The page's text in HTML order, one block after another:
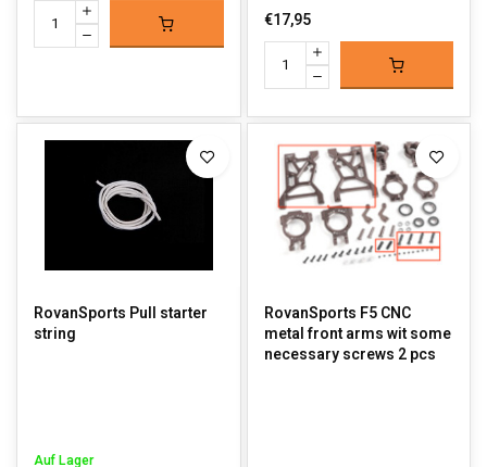
€17,95
RovanSports Pull starter
string
Auf Lager
RovanSports F5 CNC
metal front arms wit some
necessary screws 2 pcs